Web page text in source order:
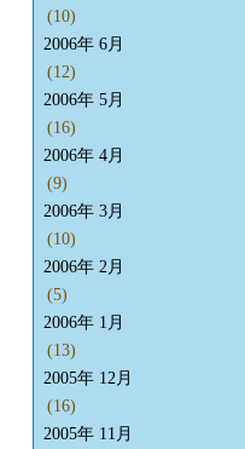
(10)
2006年 6月
(12)
2006年 5月
(16)
2006年 4月
(9)
2006年 3月
(10)
2006年 2月
(5)
2006年 1月
(13)
2005年 12月
(16)
2005年 11月